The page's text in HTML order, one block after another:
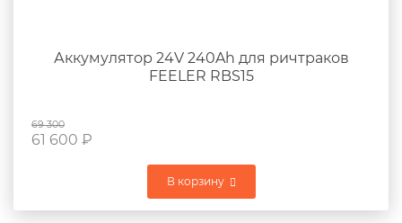
Аккумулятор 24V 240Ah для ричтраков
FEELER RBS15
69 300
61 600 ₽
В корзину